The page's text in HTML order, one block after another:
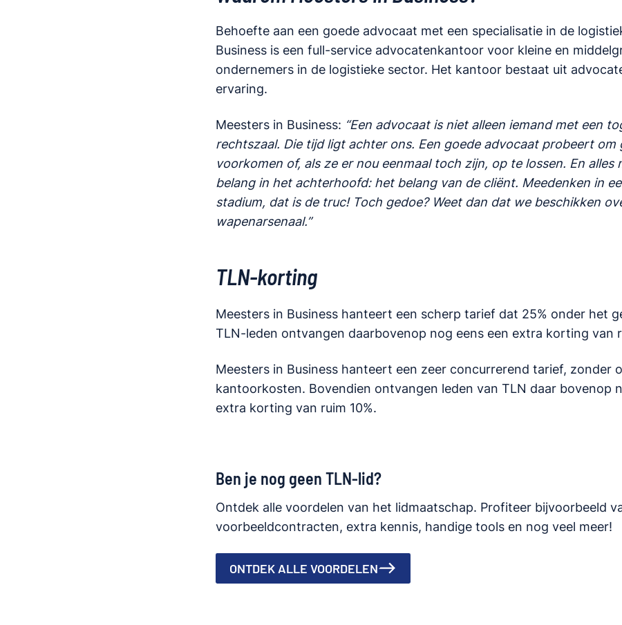
Behoefte aan een goede advocaat met een specialisatie in de
Business is een full-service advocatenkantoor voor kleine en
ondernemers in de logistieke sector. Het kantoor bestaat uit
ervaring.
Meesters in Business: “Een advocaat is niet alleen iemand met een
rechtszaal. Die tijd ligt achter ons. Een goede advocaat probeert om
voorkomen of, als ze er nou eenmaal toch zijn, op te lossen. En alles
belang in het achterhoofd: het belang van de cliënt. Meedenken in
stadium, dat is de truc! Toch gedoe? Weet dan dat we beschikken
wapenarsenaal.”
TLN-korting
Meesters in Business hanteert een scherp tarief dat 25% onder het
TLN-leden ontvangen daarbovenop nog eens een extra korting van
Meesters in Business hanteert een zeer concurrerend tarief, zonder
kantoorkosten. Bovendien ontvangen leden van TLN daar bovenop
extra korting van ruim 10%.
Ben je nog geen TLN-lid?
Ontdek alle voordelen van het lidmaatschap. Profiteer bijvoorbeeld
voorbeeldcontracten, extra kennis, handige tools en nog veel meer!
ONTDEK ALLE VOORDELEN